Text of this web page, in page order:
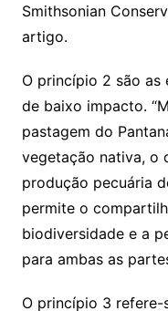
Smithsonian
artigo.
O princípio 2 são as
de baixo impacto.
pastagem do
vegetação nativa, o
produção pecuária
permite o
biodiversidade e a
para ambas as
O princípio 3 refere-